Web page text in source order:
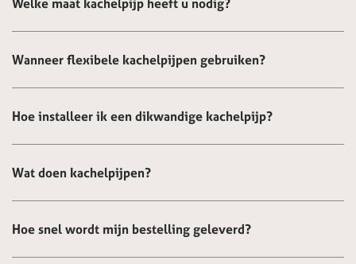
Welke maat kachelpijp heeft u nodig?
Wanneer flexibele kachelpijpen gebruiken?
Hoe installeer ik een dikwandige kachelpijp?
Wat doen kachelpijpen?
Hoe snel wordt mijn bestelling geleverd?